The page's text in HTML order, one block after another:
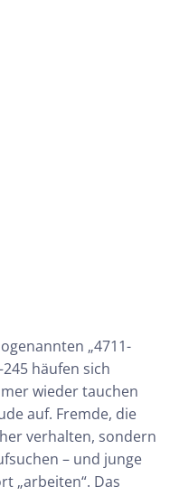
„4711-
häufen sich
wieder tauchen
auf. Fremde, die
verhalten, sondern
– und junge
„arbeiten“. Das